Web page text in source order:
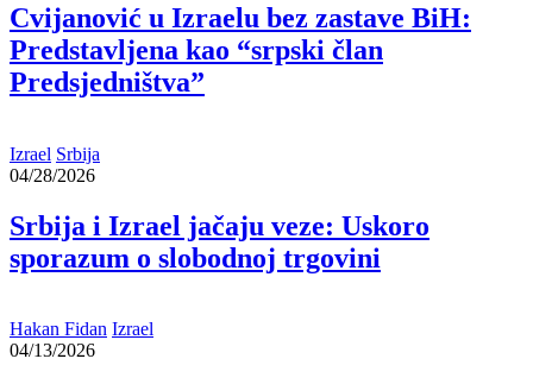
Cvijanović u Izraelu bez zastave BiH:
Predstavljena kao “srpski član
Predsjedništva”
Izrael Srbija
04/28/2026
Srbija i Izrael jačaju veze: Uskoro
sporazum o slobodnoj trgovini
Hakan Fidan Izrael
04/13/2026